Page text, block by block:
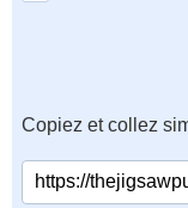
Copiez et collez